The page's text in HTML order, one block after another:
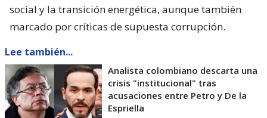
social y la transición energética, aunque también
marcado por críticas de supuesta corrupción.
Lee también...
Analista colombiano descarta una
crisis "institucional" tras
acusaciones entre Petro y De la
Espriella